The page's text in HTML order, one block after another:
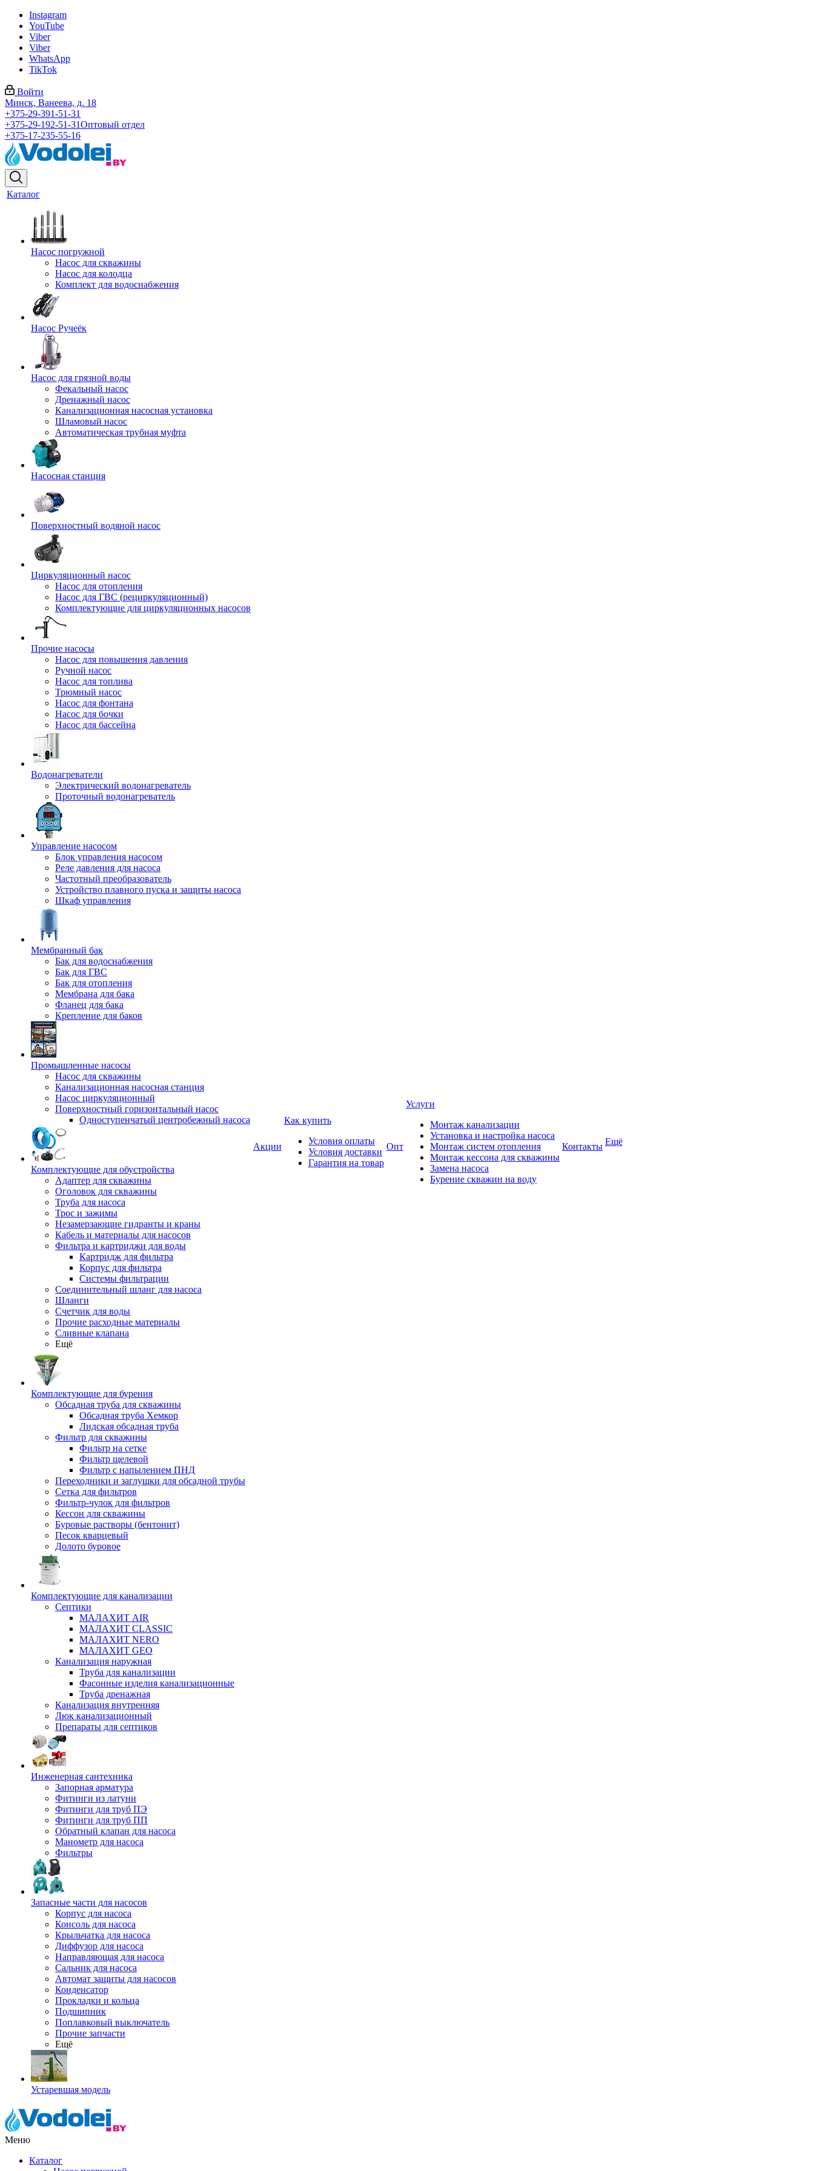
Instagram
YouTube
Viber
Viber
WhatsApp
TikTok
Войти
Минск, Ванеева, д. 18
+375-29-391-51-31
+375-29-192-51-31Оптовый отдел
+375-17-235-55-16
Каталог
Насос погружной
Насос для скважины
Насос для колодца
Комплект для водоснабжения
Насос Ручеёк
Насос для грязной воды
Фекальный насос
Дренажный насос
Канализационная насосная установка
Шламовый насос
Автоматическая трубная муфта
Насосная станция
Поверхностный водяной насос
Циркуляционный насос
Насос для отопления
Насос для ГВС (рециркуляционный)
Комплектующие для циркуляционных насосов
Прочие насосы
Насос для повышения давления
Ручной насос
Насос для топлива
Трюмный насос
Насос для фонтана
Насос для бочки
Насос для бассейна
Водонагреватели
Электрический водонагреватель
Проточный водонагреватель
Управление насосом
Блок управления насосом
Реле давления для насоса
Частотный преобразователь
Устройство плавного пуска и защиты насоса
Шкаф управления
Мембранный бак
Бак для водоснабжения
Бак для ГВС
Бак для отопления
Мембрана для бака
Фланец для бака
Крепление для баков
Промышленные насосы
Насос для скважины
Канализационная насосная станция
Насос циркуляционный
Поверхностный горизонтальный насос
Одноступенчатый центробежный насоса
Комплектующие для обустройства
Адаптер для скважины
Оголовок для скважины
Труба для насоса
Трос и зажимы
Незамерзающие гидранты и краны
Кабель и материалы для насосов
Фильтра и картриджи для воды
Картридж для фильтра
Корпус для фильтра
Системы фильтрации
Соединительный шланг для насоса
Шланги
Счетчик для воды
Прочие расходные материалы
Сливные клапана
Ещё
Комплектующие для бурения
Обсадная труба для скважины
Обсадная труба Хемкор
Лидская обсадная труба
Фильтр для скважины
Фильтр на сетке
Фильтр щелевой
Фильтр с напылением ПНД
Переходники и заглушки для обсадной трубы
Сетка для фильтров
Фильтр-чулок для фильтров
Кессон для скважины
Буровые растворы (бентонит)
Песок кварцевый
Долото буровое
Комплектующие для канализации
Септики
МАЛАХИТ AIR
МАЛАХИТ CLASSIC
МАЛАХИТ NERO
МАЛАХИТ GEO
Канализация наружная
Труба для канализации
Фасонные изделия канализационные
Труба дренажная
Канализация внутренняя
Люк канализационный
Препараты для септиков
Инженерная сантехника
Запорная арматура
Фитинги из латуни
Фитинги для труб ПЭ
Фитинги для труб ПП
Обратный клапан для насоса
Манометр для насоса
Фильтры
Запасные части для насосов
Корпус для насоса
Консоль для насоса
Крыльчатка для насоса
Диффузор для насоса
Направляющая для насоса
Сальник для насоса
Автомат защиты для насосов
Конденсатор
Прокладки и кольца
Подшипник
Поплавковый выключатель
Прочие запчасти
Ещё
Устаревшая модель
Акции
Как купить
Условия оплаты
Условия доставки
Гарантия на товар
Опт
Услуги
Монтаж канализации
Установка и настройка насоса
Монтаж систем отопления
Монтаж кессона для скважины
Замена насоса
Бурение скважин на воду
Контакты Ещё
Меню
Каталог